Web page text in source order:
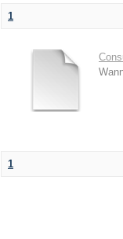
1
1